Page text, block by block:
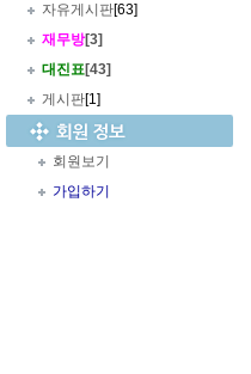
자유게시판[63]
재무방[3]
대진표[43]
게시판[1]
회원보기
가입하기